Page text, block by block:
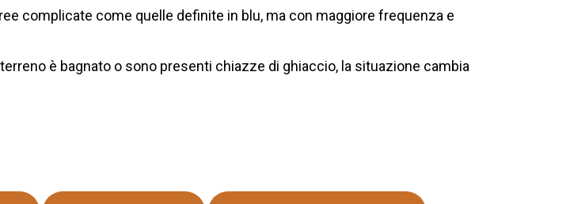
complicate come quelle definite in blu, ma con maggiore frequenza e
è bagnato o sono presenti chiazze di ghiaccio, la situazione cambia